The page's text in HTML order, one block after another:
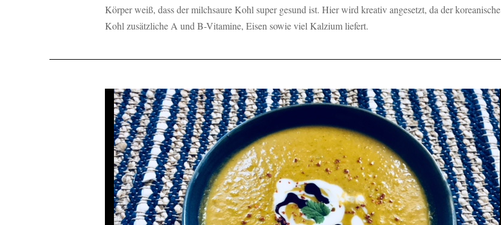
Körper weiß, dass der milchsaure Kohl super gesund ist. Hier wird kreativ angesetzt, da der koreanische
Kohl zusätzliche A und B-Vitamine, Eisen sowie viel Kalzium liefert.